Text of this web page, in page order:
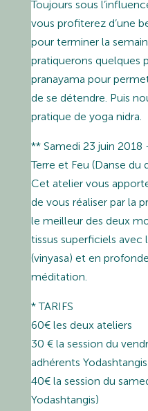
Toujours sous
vous profiterez d’une
pour terminer la
pratiquerons quelques
pranayama pour
de se détendre. Puis
pratique de yoga nidra.
** Samedi 23 juin
Terre et Feu (Danse du
Cet atelier vous
de vous réaliser par la
le meilleur des deux
tissus superficiels avec
(vinyasa) et en
méditation.
* TARIFS
60€ les deux ateliers
30 € la session du
adhérents
40€ la session du
Yodashtangis)